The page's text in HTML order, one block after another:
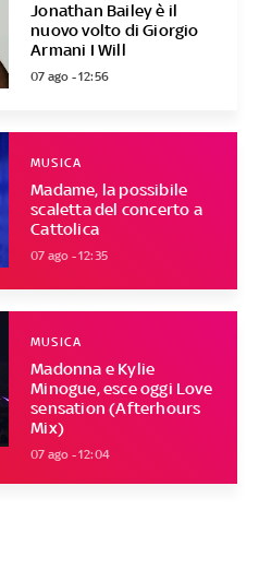
Jonathan Bailey è il
nuovo volto di Giorgio
Armani I Will
07 ago - 12:56
Madame, la possibile
scaletta del concerto a
Cattolica
MUSICA
07 ago - 12:35
Madonna e Kylie
Minogue, esce oggi Love
sensation (Afterhours
Mix)
MUSICA
07 ago - 12:04